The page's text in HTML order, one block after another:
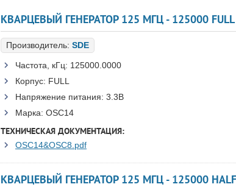
КВАРЦЕВЫЙ ГЕНЕРАТОР 125 МГЦ - 125000 FULL
Производитель: SDE
Частота, кГц: 125000.0000
Корпус: FULL
Напряжение питания: 3.3В
Марка: OSC14
ТЕХНИЧЕСКАЯ ДОКУМЕНТАЦИЯ:
OSC14&OSC8.pdf
КВАРЦЕВЫЙ ГЕНЕРАТОР 125 МГЦ - 125000 HALF